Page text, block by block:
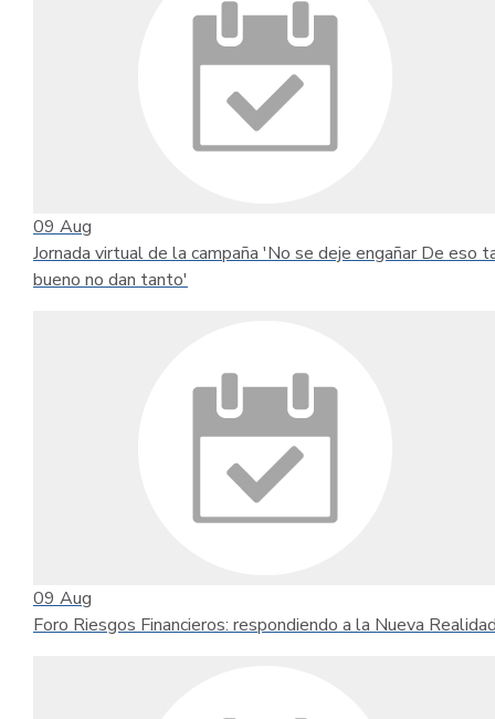
09 Aug
Jornada virtual de la campaña 'No se deje engañar De eso
bueno no dan tanto'
09 Aug
Foro Riesgos Financieros: respondiendo a la Nueva